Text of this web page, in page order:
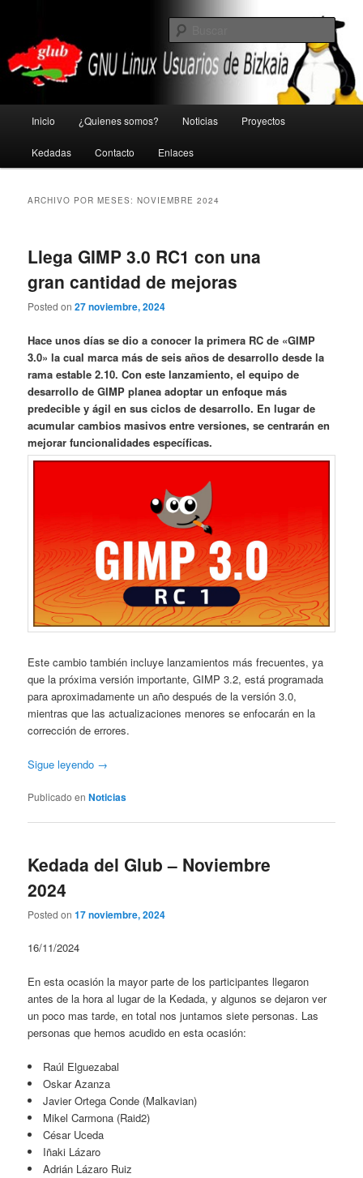
contenido
principal
contenido
secundarioGlub
principal
Inicio ¿Quienes somos? Noticias Proyectos
Kedadas Contacto Enlaces
ARCHIVO POR MESES:NOVIEMBRE 2024
Llega GIMP 3.0 RC1 con una
gran cantidad de mejoras
Posted on27 noviembre, 2024
Hace unos días se dio a conocer la primera RC de «GIMP
3.0» la cual marca más de seis años de desarrollo desde la
rama estable 2.10. Con este lanzamiento, el equipo de
desarrollo de GIMP planea adoptar un enfoque más
predecible y ágil en sus ciclos de desarrollo. En lugar de
acumular cambios masivos entre versiones, se centrarán en
mejorar funcionalidades específicas.
Este cambio también incluye lanzamientos más frecuentes, ya
que la próxima versión importante, GIMP 3.2, está programada
para aproximadamente un año después de la versión 3.0,
mientras que las actualizaciones menores se enfocarán en la
corrección de errores.
Sigue leyendo →
Publicado en Noticias
Kedada del Glub – Noviembre
2024
Posted on17 noviembre, 2024
16/11/2024
En esta ocasión la mayor parte de los participantes llegaron
antes de la hora al lugar de la Kedada, y algunos se dejaron ver
un poco mas tarde, en total nos juntamos siete personas. Las
personas que hemos acudido en esta ocasión:
Raúl Elguezabal
Oskar Azanza
Javier Ortega Conde (Malkavian)
Mikel Carmona (Raid2)
César Uceda
Iñaki Lázaro
Adrián Lázaro Ruiz